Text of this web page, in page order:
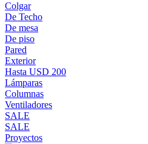
Colgar
De Techo
De mesa
De piso
Pared
Exterior
Hasta USD 200
Lámparas
Columnas
Ventiladores
SALE
SALE
Proyectos